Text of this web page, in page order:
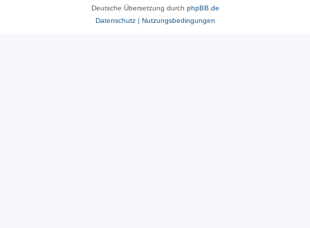
Deutsche Übersetzung durch phpBB.de
Datenschutz| Nutzungsbedingungen